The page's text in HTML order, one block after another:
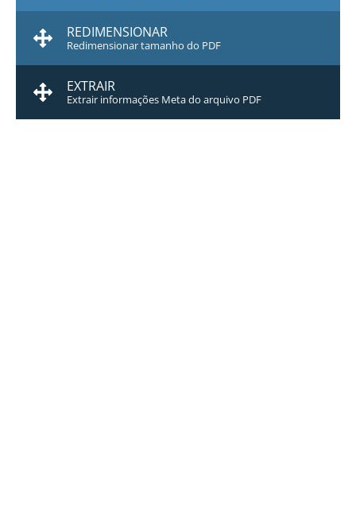
REDIMENSIONAR
Redimensionar tamanho do PDF
EXTRAIR
Extrair informações Meta do arquivo PDF